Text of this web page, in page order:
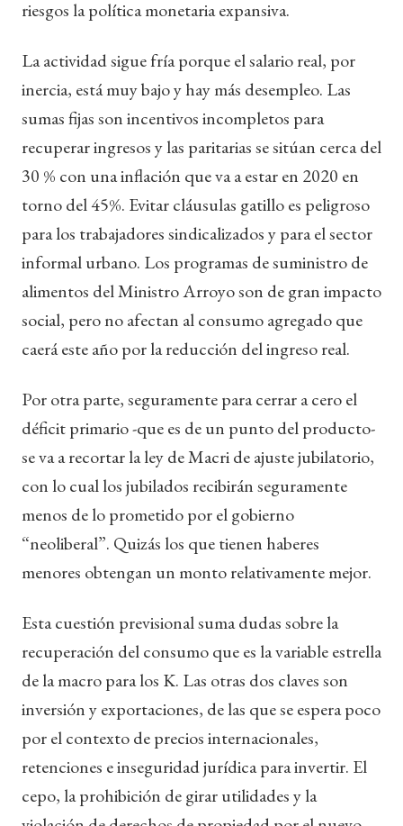
riesgos la política monetaria expansiva.
La actividad sigue fría porque el salario real, por
inercia, está muy bajo y hay más desempleo. Las
sumas fijas son incentivos incompletos para
recuperar ingresos y las paritarias se sitúan cerca del
30 % con una inflación que va a estar en 2020 en
torno del 45%. Evitar cláusulas gatillo es peligroso
para los trabajadores sindicalizados y para el sector
informal urbano. Los programas de suministro de
alimentos del Ministro Arroyo son de gran impacto
social, pero no afectan al consumo agregado que
caerá este año por la reducción del ingreso real.
Por otra parte, seguramente para cerrar a cero el
déficit primario -que es de un punto del producto-
se va a recortar la ley de Macri de ajuste jubilatorio,
con lo cual los jubilados recibirán seguramente
menos de lo prometido por el gobierno
“neoliberal”. Quizás los que tienen haberes
menores obtengan un monto relativamente mejor.
Esta cuestión previsional suma dudas sobre la
recuperación del consumo que es la variable estrella
de la macro para los K. Las otras dos claves son
inversión y exportaciones, de las que se espera poco
por el contexto de precios internacionales,
retenciones e inseguridad jurídica para invertir. El
cepo, la prohibición de girar utilidades y la